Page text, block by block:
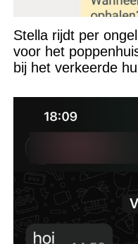
Stella rijdt per
voor het
bij het verkeerde